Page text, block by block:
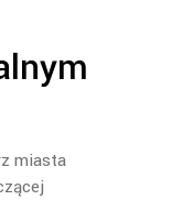
miasta